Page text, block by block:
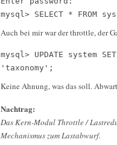
mysql> SELECT * FROM
Auch bei mir war der throttle, der
mysql> UPDATE system
'taxonomy';
Keine Ahnung, was das soll.
Nachtrag:
Das Kern-Modul Throttle /
Mechanismus zum Lastabwurf.